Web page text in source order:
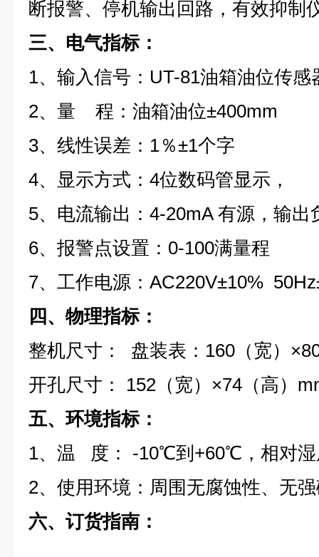
断报警、停机输出回路，有效抑制
三、电气指标：
1、输入信号：UT-81油箱油位传感
2、量 程：油箱油位±400mm
3、线性误差：1％±1个字
4、显示方式：4位数码管显示，
5、电流输出：4-20mA 有源，输出
6、报警点设置：0-100满量程
7、工作电源：AC220V±10%
四、物理指标：
整机尺寸：
盘装表：160（宽）
开孔尺寸： 152（宽）×74（高）
五、环境指标：
1、温 度： -10℃到+60℃，相对湿
2、使用环境：周围无腐蚀性、无
六、订货指南：